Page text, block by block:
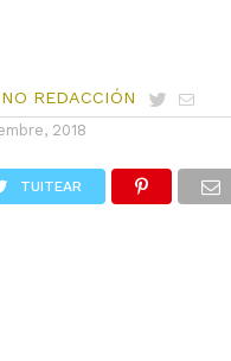
REDACCIÓN
2018
TUITEAR